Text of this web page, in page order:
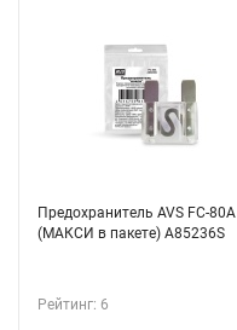
Предохранитель AVS FC-80A
(МАКСИ в пакете) A85236S
Рейтинг: 6